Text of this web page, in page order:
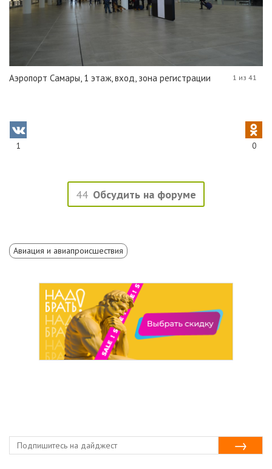
Аэропорт Самары, 1 этаж, вход, зона регистрации 1 из 41
1 0
44 Обсудить на форуме
Авиация и авиапроисшествия